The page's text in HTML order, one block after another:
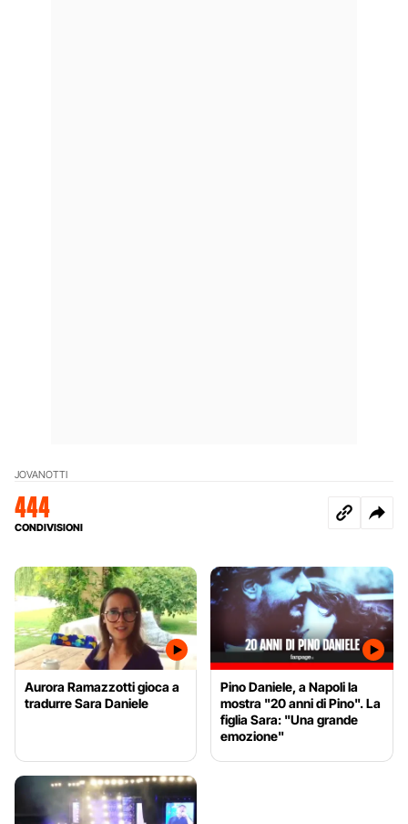
JOVANOTTI
444
CONDIVISIONI
Aurora Ramazzotti gioca a
tradurre Sara Daniele
Pino Daniele, a Napoli la
mostra "20 anni di Pino". La
figlia Sara: "Una grande
emozione"